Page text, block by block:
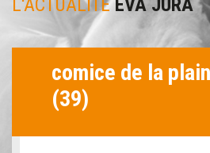
L'ACTUALITÉ EVA JURA
comice de la
(39)